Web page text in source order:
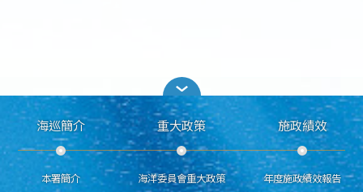
海巡簡介
本署簡介
重大政策
海洋委員會重大政策
施政績效
年度施政績效報告